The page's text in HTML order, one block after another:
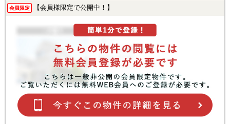
会員限定 【会員様限定で公開中！】